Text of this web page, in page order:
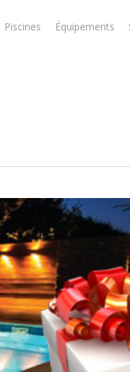
Piscines Équipements